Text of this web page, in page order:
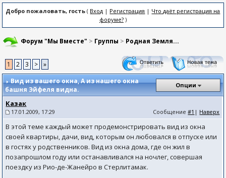
Добро пожаловать, гость ( Вход | Регистрация | Что даёт регистрация на
форуме?)
Форум "Мы Вместе" > Группы > Родная Земля...
1 2 3 >
»
Вид из вашего окна, А из нашего окна
башня Эйфеля видна.
Опции
Казак
17.01.2009, 17:29 Сообщение#1 | Наверх
В этой теме каждый может продемонстрировать вид из окна
своей квартиры, дачи, вид, которым он любовался в отпуске или
в гостях у родственников. Вид из окна дома, где он жил в
позапрошлом году или останавливался на ночлег, совершая
поездку из Рио-де-Жанейро в Стерлитамак.